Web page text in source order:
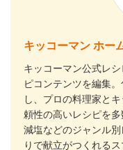
キッコーマン ホー
キッコーマン公式レ
ピコンテンツを編集
し、プロの料理家と
頼性の高いレシピを多
減塩などのジャンル
りで献立がつくれる